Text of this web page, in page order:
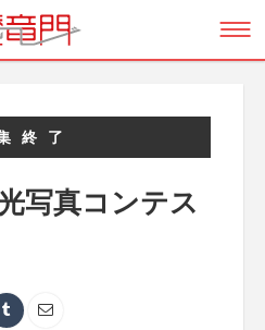
終了
写真コンテス